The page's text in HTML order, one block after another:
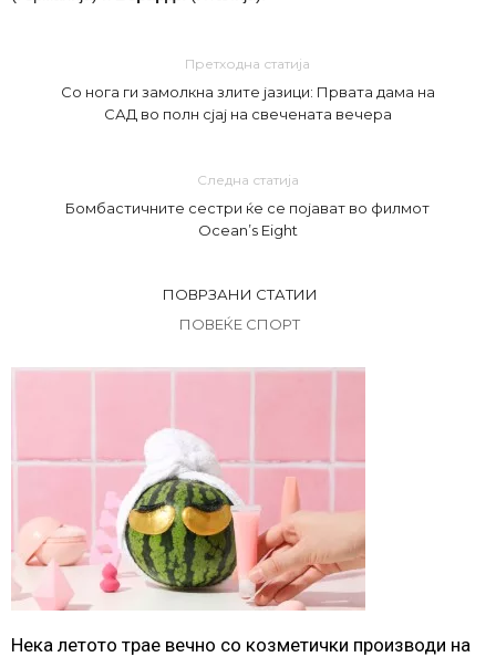
Претходна статија
Со нога ги замолкна злите јазици: Првата дама на
САД во полн сјај на свечената вечера
Следна статија
Бомбастичните сестри ќе се појават во филмот
Ocean’s Eight
ПОВРЗАНИ СТАТИИ
ПОВЕЌЕ СПОРТ
Нека летото трае вечно со козметички производи на